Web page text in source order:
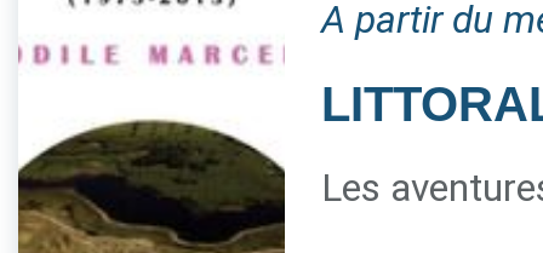
A partir du
Les